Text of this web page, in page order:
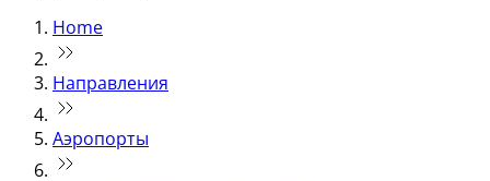
Home
Направления
Аэропорты